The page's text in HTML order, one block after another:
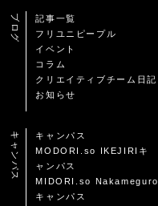
ブログ
記事一覧
フリユニピープル
イベント
コラム
クリエイティブチーム日記
お知らせ
キャンパス
キャンパス
MODORI.so IKEJIRIキ
ャンパス
MIDORI.so Nakameguro
キャンパス